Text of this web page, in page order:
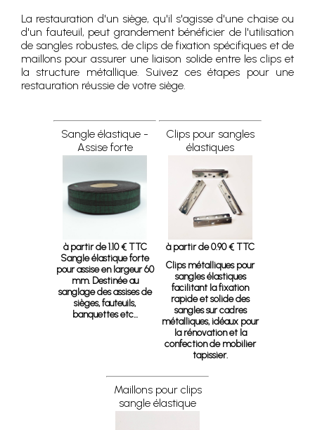
La restauration d'un siège, qu'il s'agisse d'une chaise ou
d'un fauteuil, peut grandement bénéficier de l'utilisation
de sangles robustes, de clips de fixation spécifiques et de
maillons pour assurer une liaison solide entre les clips et
la structure métallique. Suivez ces étapes pour une
restauration réussie de votre siège.
Sangle élastique -
Assise forte
à partir de 1.10 € TTC
Sangle élastique forte
pour assise en largeur 60
mm. Destinée au
sanglage des assises de
sièges, fauteuils,
banquettes etc...
Clips pour sangles
élastiques
à partir de 0.90 € TTC
Clips métalliques pour
sangles élastiques
facilitant la fixation
rapide et solide des
sangles sur cadres
métalliques, idéaux pour
la rénovation et la
confection de mobilier
tapissier.
Maillons pour clips
sangle élastique